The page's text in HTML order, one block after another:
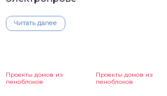
Читать далее
Проекты домов из
пеноблоков
Проекты домов из
пеноблоков